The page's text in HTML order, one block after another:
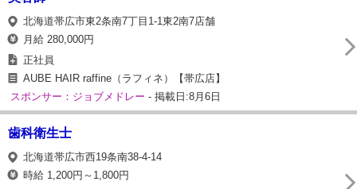
北海道帯広市東2条南7丁目1-1東2南7店舗
月給 280,000円
正社員
AUBE HAIR raffine（ラフィネ）【帯広店】
スポンサー：ジョブメドレー - 掲載日:8月6日
歯科衛生士
北海道帯広市西19条南38-4-14
時給 1,200円～1,800円